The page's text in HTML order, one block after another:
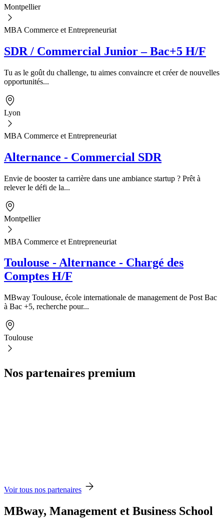
Montpellier
MBA Commerce et Entrepreneuriat
SDR / Commercial Junior – Bac+5 H/F
Tu as le goût du challenge, tu aimes convaincre et créer de nouvelles
opportunités...
Lyon
MBA Commerce et Entrepreneuriat
Alternance - Commercial SDR
Envie de booster ta carrière dans une ambiance startup ? Prêt à
relever le défi de la...
Montpellier
MBA Commerce et Entrepreneuriat
Toulouse - Alternance - Chargé des
Comptes H/F
MBway Toulouse, école internationale de management de Post Bac
à Bac +5, recherche pour...
Toulouse
Nos partenaires premium
Voir tous nos partenaires
MBway, Management et Business School